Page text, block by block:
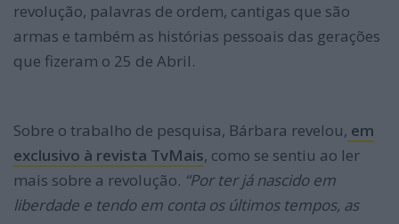
revolução, palavras de ordem, cantigas que são
armas e também as histórias pessoais das gerações
que fizeram o 25 de Abril.
Sobre o trabalho de pesquisa, Bárbara revelou, em
exclusivo à revista TvMais, como se sentiu ao ler
mais sobre a revolução. “Por ter já nascido em
liberdade e tendo em conta os últimos tempos, as